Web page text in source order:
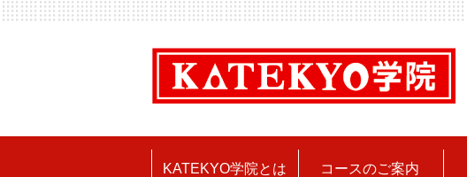
KATEKYO学院とは コースのご案内